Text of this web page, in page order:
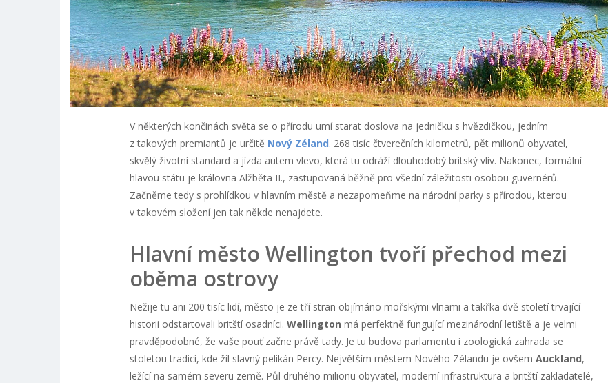
V některých končinách světa se o přírodu umí starat doslova na jedničku s hvězdičkou, jedním
z takových premiantů je určitě Nový Zéland. 268 tisíc čtverečních kilometrů, pět milionů obyvatel,
skvělý životní standard a jízda autem vlevo, která tu odráží dlouhodobý britský vliv. Nakonec, formální
hlavou státu je královna Alžběta II., zastupovaná běžně pro všední záležitosti osobou guvernérů.
Začněme tedy s prohlídkou v hlavním městě a nezapomeňme na národní parky s přírodou, kterou
v takovém složení jen tak někde nenajdete.
Hlavní město Wellington tvoří přechod mezi
oběma ostrovy
Nežije tu ani 200 tisíc lidí, město je ze tří stran objímáno mořskými vlnami a takřka dvě století trvající
historii odstartovali britští osadníci. Wellington má perfektně fungující mezinárodní letiště a je velmi
pravděpodobné, že vaše pouť začne právě tady. Je tu budova parlamentu i zoologická zahrada se
stoletou tradicí, kde žil slavný pelikán Percy. Největším městem Nového Zélandu je ovšem Auckland,
ležící na samém severu země. Půl druhého milionu obyvatel, moderní infrastruktura a britští zakladatelé,